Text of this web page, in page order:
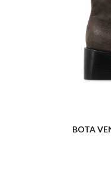
BOTA